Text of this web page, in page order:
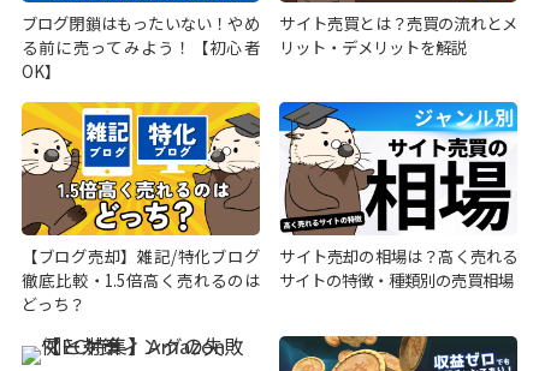
ブログ閉鎖はもったいない！やめ
る前に売ってみよう！【初心者
OK】
サイト売買とは？売買の流れとメ
リット・デメリットを解説
【ブログ売却】雑記/特化ブログ
徹底比較・1.5倍高く売れるのは
どっち？
サイト売却の相場は？高く売れる
サイトの特徴・種類別の売買相場